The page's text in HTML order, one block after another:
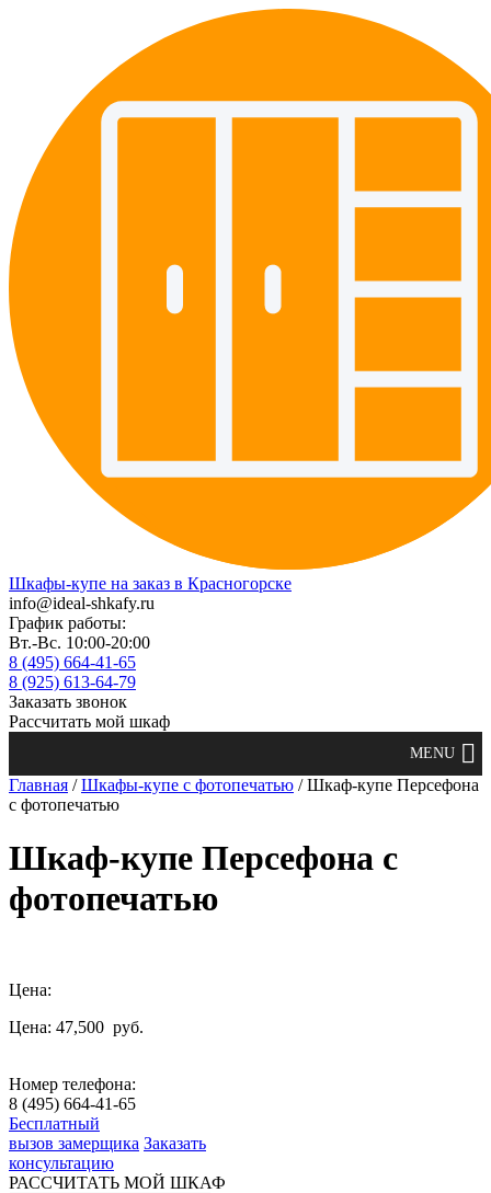
Шкафы-купе на заказ в Красногорске
info@ideal-shkafy.ru
График работы:
Вт.-Вс. 10:00-20:00
8 (495) 664-41-65
8 (925) 613-64-79
Заказать звонок
Рассчитать мой шкаф
Главная /Шкафы-купе с фотопечатью / Шкаф-купе Персефона
с фотопечатью
Шкаф-купе Персефона с
фотопечатью
Цена:
Цена: 47,500 руб.
Номер телефона:
8 (495) 664-41-65
Бесплатный
вызов замерщика Заказать
консультацию
РАССЧИТАТЬ МОЙ ШКАФ